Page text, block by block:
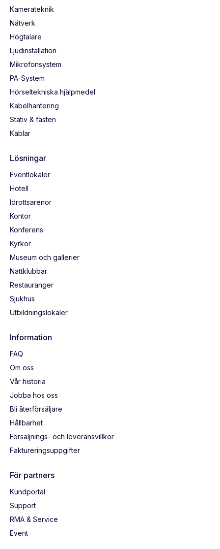
Kamerateknik
Nätverk
Högtalare
Ljudinstallation
Mikrofonsystem
PA-System
Hörseltekniska hjälpmedel
Kabelhantering
Stativ & fästen
Kablar
Lösningar
Eventlokaler
Hotell
Idrottsarenor
Kontor
Konferens
Kyrkor
Museum och gallerier
Nattklubbar
Restauranger
Sjukhus
Utbildningslokaler
Information
FAQ
Om oss
Vår historia
Jobba hos oss
Bli återförsäljare
Hållbarhet
Försäljnings- och leveransvillkor
Faktureringsuppgifter
För partners
Kundportal
Support
RMA & Service
Event